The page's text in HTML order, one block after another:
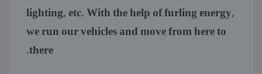
lighting, etc. With the help of furling energy,
we run our vehicles and move from here to
there.